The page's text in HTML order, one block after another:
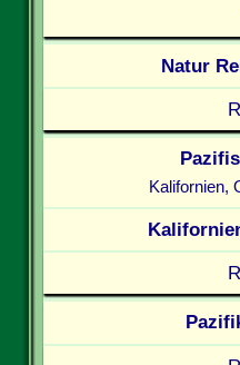
Natur
Kalifornien,